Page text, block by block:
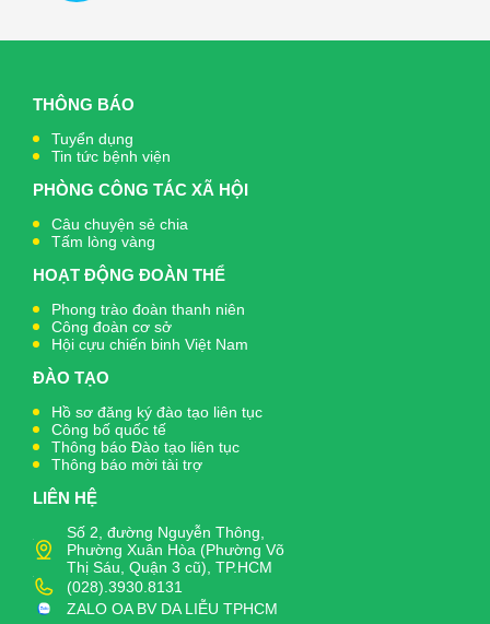
THÔNG BÁO
Tuyển dụng
Tin tức bệnh viện
PHÒNG CÔNG TÁC XÃ HỘI
Câu chuyện sẻ chia
Tấm lòng vàng
HOẠT ĐỘNG ĐOÀN THỂ
Phong trào đoàn thanh niên
Công đoàn cơ sở
Hội cựu chiến binh Việt Nam
ĐÀO TẠO
Hồ sơ đăng ký đào tạo liên tục
Công bố quốc tế
Thông báo Đào tạo liên tục
Thông báo mời tài trợ
LIÊN HỆ
Số 2, đường Nguyễn Thông,
Phường Xuân Hòa (Phường Võ
Thị Sáu, Quận 3 cũ), TP.HCM
(028).3930.8131
ZALO OA BV DA LIỄU TPHCM